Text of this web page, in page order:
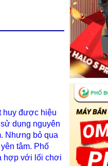
huy được hiệu
dụng nguyên
Nhưng bỏ qua
tâm. Phố
hợp với lối chơi